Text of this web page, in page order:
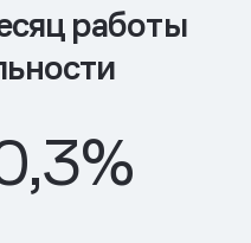
работы
%